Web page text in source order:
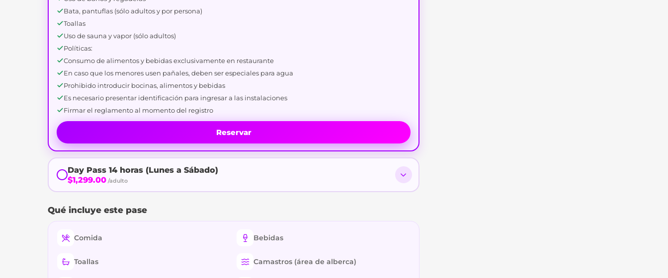
Bata, pantuflas (sólo adultos y por persona)
Toallas
Uso de sauna y vapor (sólo adultos)
Políticas:
Consumo de alimentos y bebidas exclusivamente en restaurante
En caso que los menores usen pañales, deben ser especiales para agua
Prohibido introducir bocinas, alimentos y bebidas
Es necesario presentar identificación para ingresar a las instalaciones
Firmar el reglamento al momento del registro
Reservar
Day Pass 14 horas (Lunes a Sábado)
$1,299.00 /adulto
Qué incluye este pase
Comida Bebidas
Toallas Camastros (área de alberca)